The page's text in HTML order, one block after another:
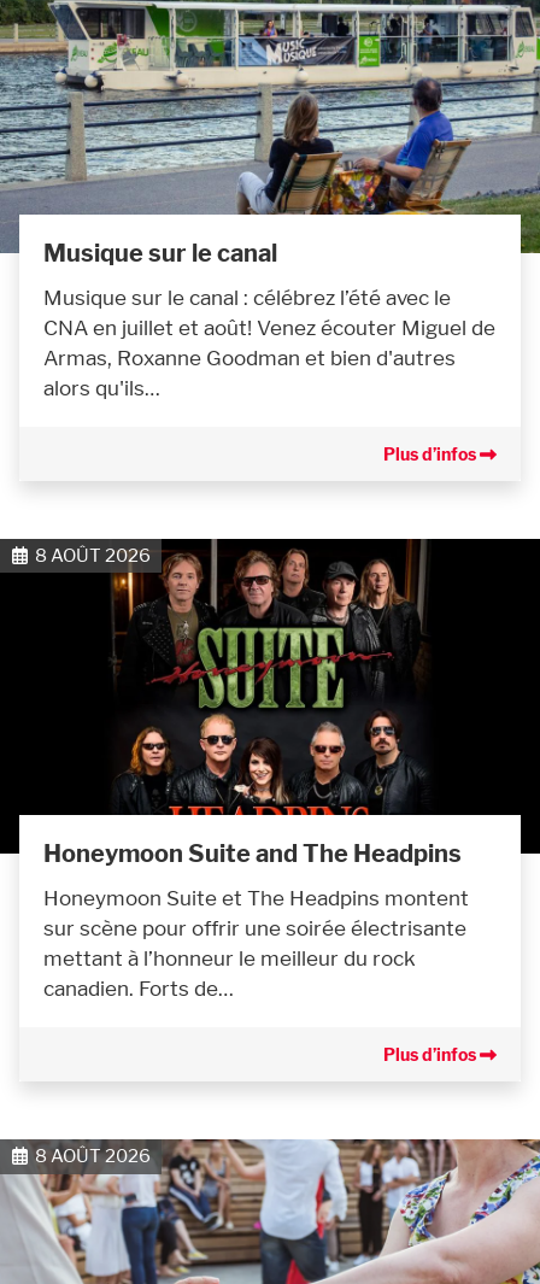
Musique sur le canal
Musique sur le canal : célébrez l’été avec le
CNA en juillet et août! Venez écouter Miguel de
Armas, Roxanne Goodman et bien d'autres
alors qu'ils…
Plus d’infos
8 AOÛT 2026
Honeymoon Suite and The Headpins
Honeymoon Suite et The Headpins montent
sur scène pour offrir une soirée électrisante
mettant à l’honneur le meilleur du rock
canadien. Forts de…
Plus d’infos
8 AOÛT 2026